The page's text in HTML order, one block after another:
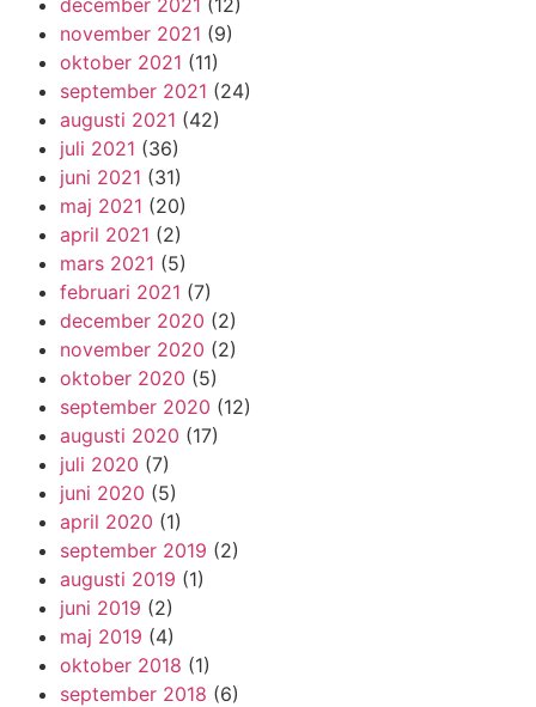
november 2021 (9)
oktober 2021 (11)
september 2021 (24)
augusti 2021 (42)
juli 2021 (36)
juni 2021 (31)
maj 2021 (20)
april 2021 (2)
mars 2021 (5)
februari 2021 (7)
december 2020 (2)
november 2020 (2)
oktober 2020 (5)
september 2020 (12)
augusti 2020 (17)
juli 2020 (7)
juni 2020 (5)
april 2020 (1)
september 2019 (2)
augusti 2019 (1)
juni 2019 (2)
maj 2019 (4)
oktober 2018 (1)
september 2018 (6)